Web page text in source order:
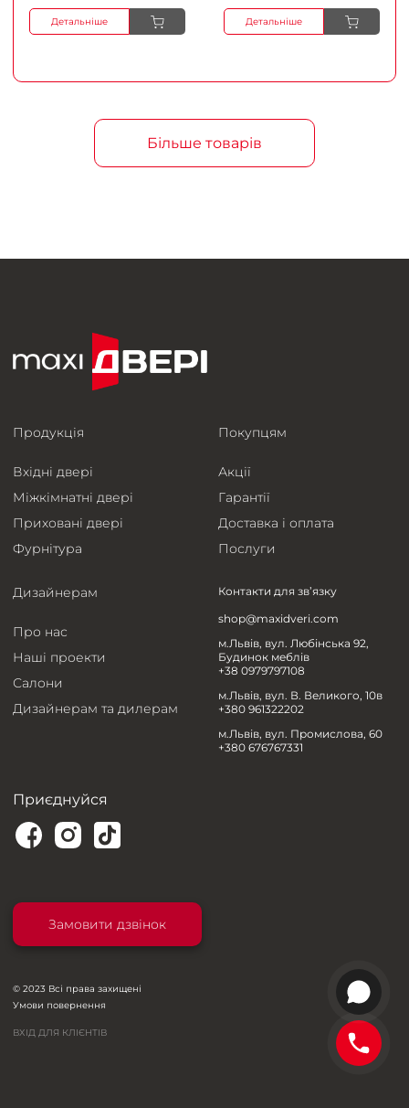
Детальніше Детальніше
Більше товарів
Продукція
Вхідні двері
Міжкімнатні двері
Приховані двері
Фурнітура
Покупцям
Акції
Гарантії
Доставка і оплата
Послуги
Дизайнерам
Про нас
Наші проекти
Салони
Дизайнерам та дилерам
Контакти для зв’язку
shop@maxidveri.com
м.Львів, вул. Любінська 92,
Будинок меблів
+38 0979797108
м.Львів, вул. В. Великого, 10в
+380 961322202
м.Львів, вул. Промислова, 60
+380 676767331
Приєднуйся
Замовити дзвінок
© 2023 Всі права захищені
Умови повернення
ВХІД ДЛЯ КЛІЄНТІВ